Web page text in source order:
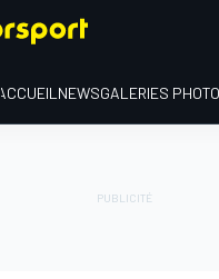
ACCUEIL NEWSGALERIES PHOTO